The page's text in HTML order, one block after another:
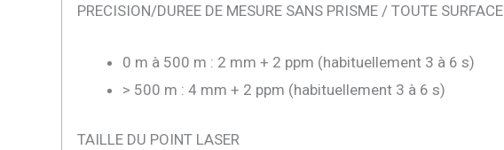
PRECISION/DUREE DE MESURE SANS PRISME / TOUTE SURFACE
0 m à 500 m : 2 mm + 2 ppm (habituellement 3 à 6 s)
> 500 m : 4 mm + 2 ppm (habituellement 3 à 6 s)
TAILLE DU POINT LASER